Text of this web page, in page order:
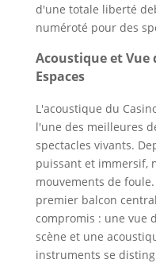
d'une totale liberté
numéroté pour des
Acoustique et Vue
Espaces
L'acoustique du
l'une des meilleures
spectacles vivants.
puissant et immersif,
mouvements de
premier balcon
compromis : une vue
scène et une
instruments se